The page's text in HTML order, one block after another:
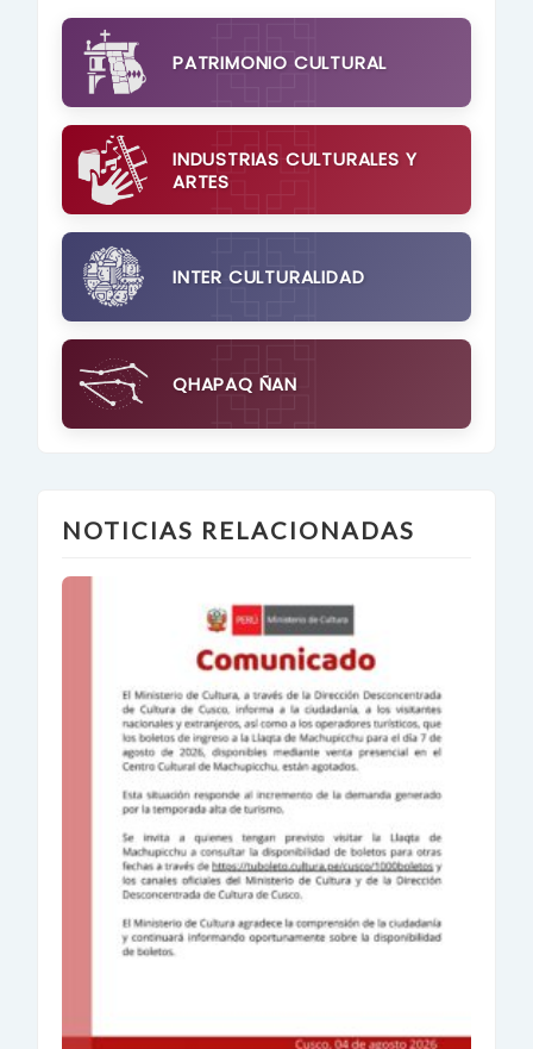
PATRIMONIO CULTURAL
INDUSTRIAS CULTURALES Y
ARTES
INTER CULTURALIDAD
QHAPAQ ÑAN
NOTICIAS RELACIONADAS